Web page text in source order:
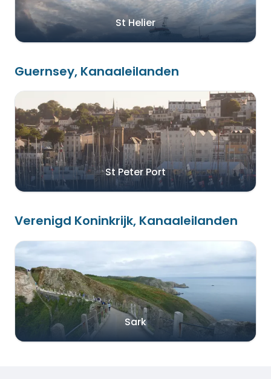
St Helier
Guernsey, Kanaaleilanden
St Peter Port
Verenigd Koninkrijk, Kanaaleilanden
Sark